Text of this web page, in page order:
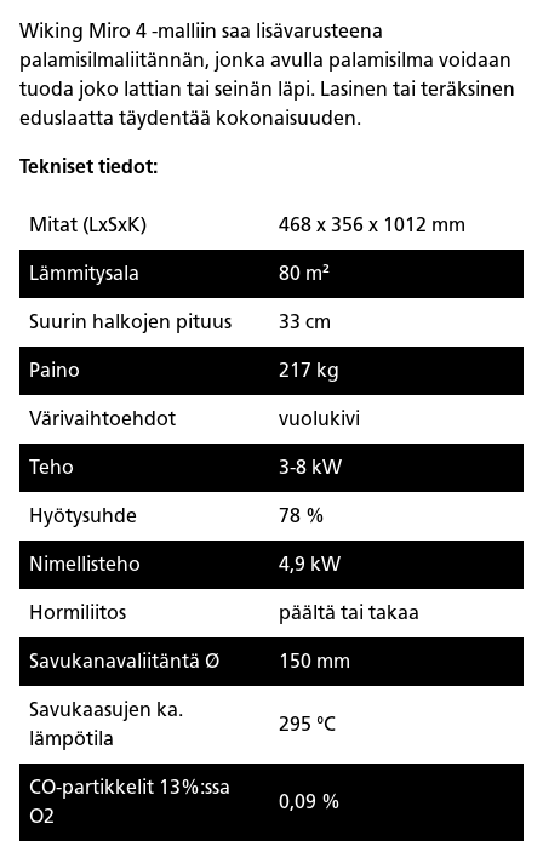
Wiking Miro 4 -malliin saa lisävarusteena
palamisilmaliitännän, jonka avulla palamisilma voidaan
tuoda joko lattian tai seinän läpi. Lasinen tai teräksinen
eduslaatta täydentää kokonaisuuden.
Tekniset tiedot:
Mitat (LxSxK) 468 x 356 x 1012 mm
Lämmitysala 80 m²
Suurin halkojen pituus 33 cm
Paino 217 kg
Värivaihtoehdot vuolukivi
Teho 3-8 kW
Hyötysuhde 78 %
Nimellisteho 4,9 kW
Hormiliitos päältä tai takaa
Savukanavaliitäntä Ø 150 mm
Savukaasujen ka.
lämpötila
295 °C
CO-partikkelit 13%:ssa
O2
0,09 %